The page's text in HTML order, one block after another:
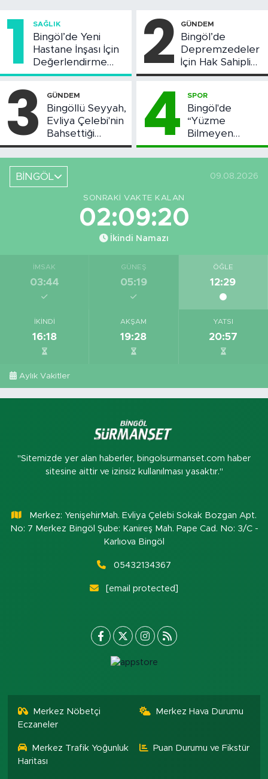
1 SAĞLIK
Bingöl’de Yeni
Hastane İnşası İçin
Değerlendirme
Toplantısı Yapıldı
2 GÜNDEM
Bingöl’de
Depremzedeler
İçin Hak Sahipliği
Askı Süreci
3 GÜNDEM
Bingöllü Seyyah,
Evliya Çelebi'nin
Bahsettiği
Bingöl'deki O
Yeri Görüntüledi
4 SPOR
Bingöl'de
“Yüzme
Bilmeyen
Kalmasın”
Projesi Devam
Ediyor
BİNGÖL 09.08.2026
SONRAKI VAKTE KALAN
02:09:19
İkindi Namazı
İMSAK
03:44
GÜNEŞ
05:19
ÖĞLE
12:29
İKINDI
16:18
AKŞAM
19:28
YATSI
20:57
Aylık Vakitler
"Sitemizde yer alan haberler, bingolsurmanset.com haber
sitesine aittir ve izinsiz kullanılması yasaktır."
Merkez: YenişehirMah. Evliya Çelebi Sokak Bozgan Apt.
No: 7 Merkez Bingöl Şube: Kanireş Mah. Pape Cad. No: 3/C -
Karlıova Bingöl
05432134367
[email protected]
Merkez Nöbetçi
Eczaneler
Merkez Hava Durumu
Merkez Trafik Yoğunluk
Haritası
Puan Durumu ve Fikstür